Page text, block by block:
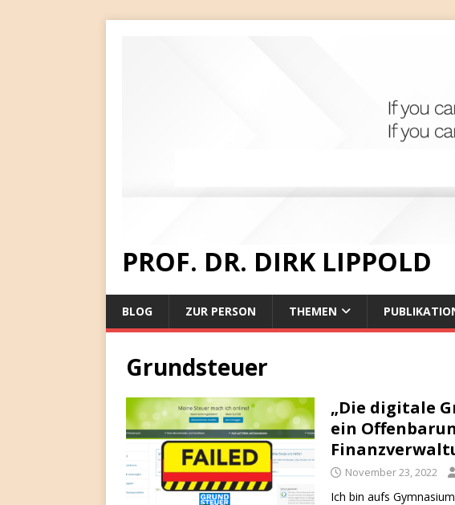
PROF. DR. DIRK LIPPOLD
BLOG ZUR PERSON THEMEN
Grundsteuer
„Die digitale
ein
November 23, 2022
Ich bin aufs